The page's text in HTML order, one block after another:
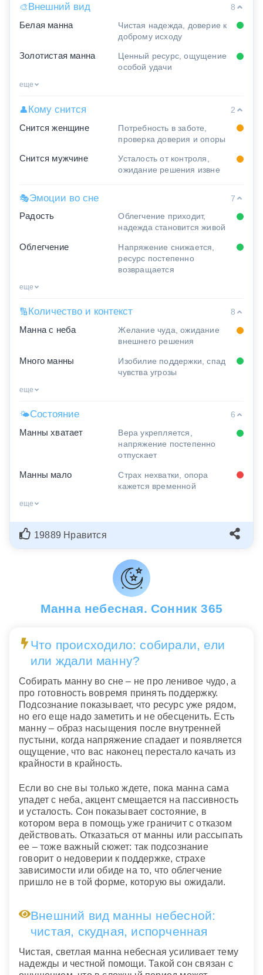
🎨Внешний вид
8
Белая манна
Чистая надежда, доверие к
доброму исходу
Золотистая манна
Ценный ресурс, ощущение
особой удачи
еще
👤Кому снится
2
Снится женщине
Потребность в заботе,
проверка доверия и опоры
Снится мужчине
Усталость от контроля,
ожидание решения извне
🎭Эмоции во сне
7
Радость
Облегчение приходит,
надежда становится живой
Облегчение
Напряжение снижается,
ресурс постепенно
возвращается
еще
🔢 Количество и контекст
8
Манна с неба
Желание чуда, ожидание
внешнего решения
Много манны
Изобилие поддержки, спад
чувства угрозы
еще
🌤Состояние
6
Манны хватает
Вера укрепляется,
напряжение постепенно
отпускает
Манны мало
Страх нехватки, опора
кажется временной
еще
19889 Нравится
Манна небесная. Сонник 365
Что происходило: собирали, ели
или ждали манну?
Собирать манну во сне – не про ленивое чудо, а
про готовность вовремя принять поддержку.
Подсознание показывает, что ресурс уже рядом,
но его еще надо заметить и не обесценить. Есть
манну – образ насыщения после внутренней
пустыни, когда напряжение спадает и появляется
ощущение, что вас наконец перестало качать из
крайности в крайность.
Если во сне вы только ждете, пока манна сама
упадет с неба, акцент смещается на пассивность
и усталость. Сон показывает состояние, в
котором вера в помощь уже граничит с отказом
действовать. Отказаться от манны или рассыпать
ее – тоже важный сюжет: так подсознание
говорит о недоверии к поддержке, страхе
зависимости или обиде на то, что облегчение
пришло не в той форме, которую вы ожидали.
Внешний вид манны небесной:
чистая, скудная, испорченная
Чистая, светлая манна небесная усиливает тему
надежды и честной помощи. Такой сон связан с